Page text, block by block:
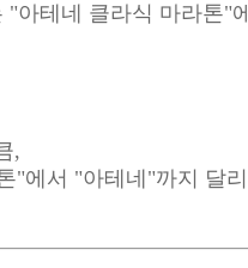
"아테네 클라식 마라톤"
,
"에서 "아테네"까지 달